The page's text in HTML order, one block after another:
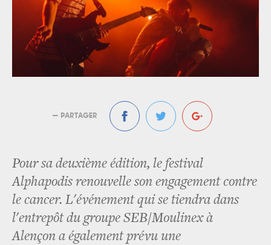
— PARTAGER
Pour sa deuxième édition, le festival
Alphapodis renouvelle son engagement contre
le cancer. L'événement qui se tiendra dans
l'entrepôt du groupe SEB/Moulinex à
Alençon a également prévu une